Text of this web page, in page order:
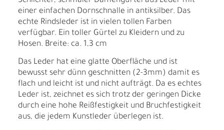
einer einfachen Dornschnalle in antiksilber. Das
echte Rindsleder ist in vielen tollen Farben
verfügbar. Ein toller Gürtel zu Kleidern und zu
Hosen. Breite: ca. 1,3 cm
Das Leder hat eine glatte Oberfläche und ist
bewusst sehr dünn geschnitten (2-3mm) damit es
flach und leicht ist und nicht aufträgt. Da es echtes
Leder ist, zeichnet es sich trotz der geringen Dicke
durch eine hohe Reißfestigkeit und Bruchfestigkeit
aus, die jedem Kunstleder überlegen ist.